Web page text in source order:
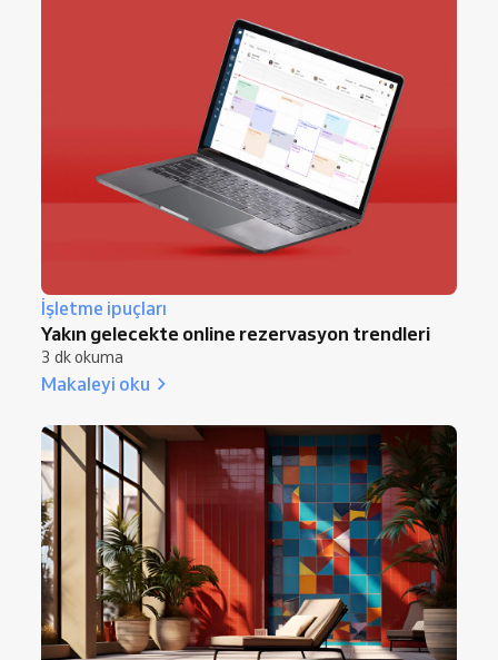
İşletme ipuçları
Yakın gelecekte online rezervasyon trendleri
3 dk okuma
Makaleyi oku